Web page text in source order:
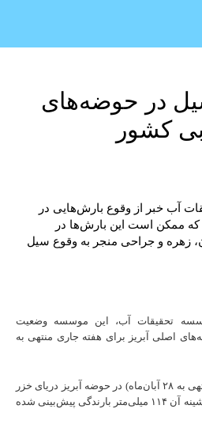
در حوضه‌های
کشور
آب خبر از وقوع بارش‌هایی در
آذرماه دارد که ممکن است این بارش‌ها در
زهره و جراحی منجر به وقوع سیل
تحقیقات آب، این موسسه وضعیت
اصلی آبریز برای هفته جاری منتهی به
بر پایه این گزارش، این هفته (منتهی به ۲۸ آبان‌ماه) در حوضه آبریز دریای خزر
متوسط بارش ۱۴.۸ میلی‌متر و بیشینه آن ۱۱۴ میلی‌متر بارندگی پیش‌بینی شده